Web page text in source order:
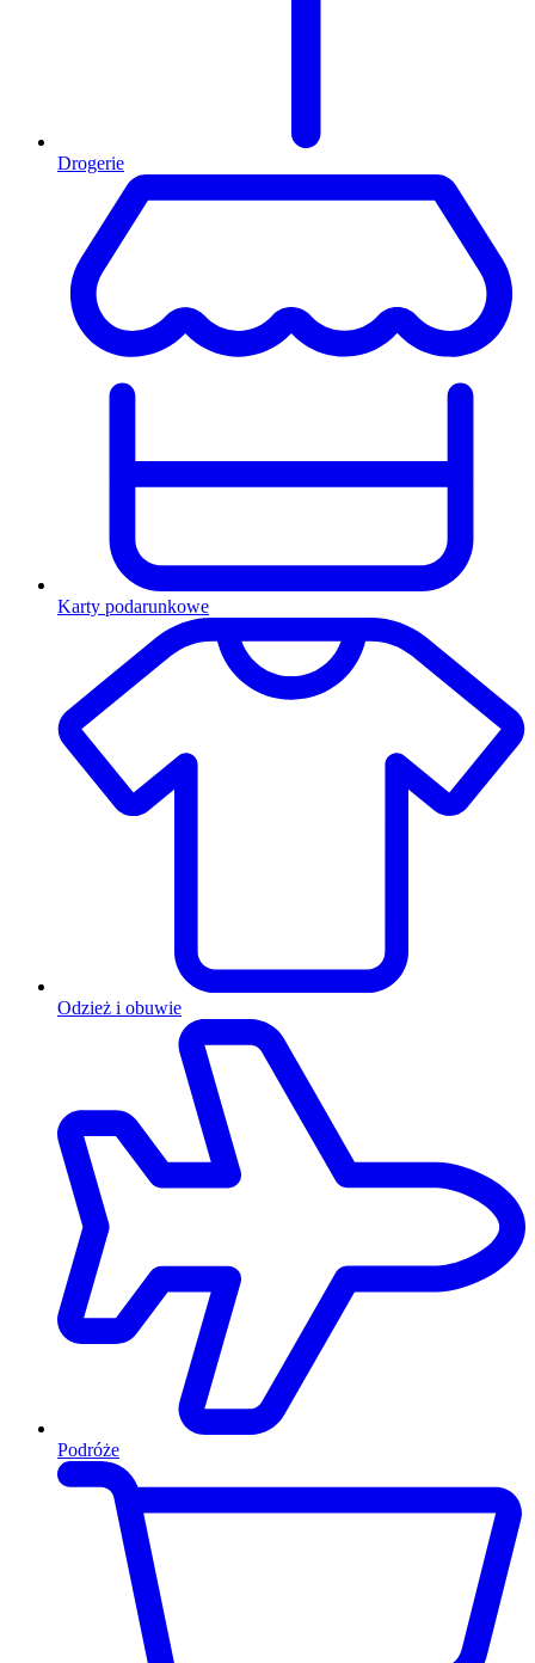
Drogerie
Karty podarunkowe
Odzież i obuwie
Podróże